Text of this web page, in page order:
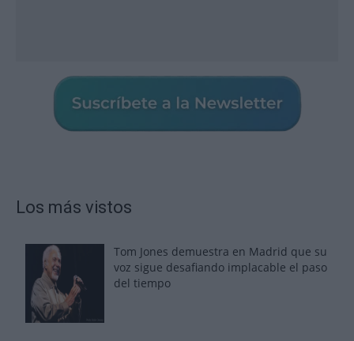
Los más vistos
Tom Jones demuestra en Madrid que su
voz sigue desafiando implacable el paso
del tiempo